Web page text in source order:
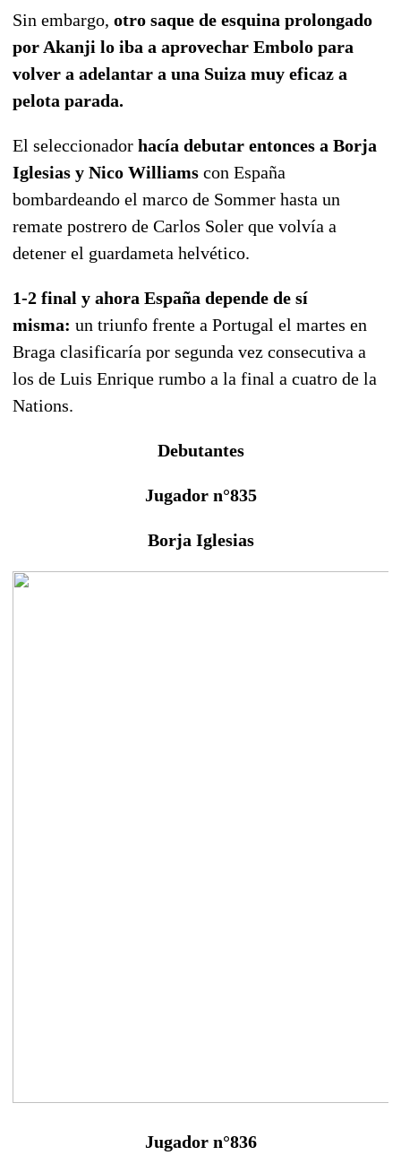
Sin embargo, otro saque de esquina prolongado
por Akanji lo iba a aprovechar Embolo para
volver a adelantar a una Suiza muy eficaz a
pelota parada.
El seleccionador hacía debutar entonces a Borja
Iglesias y Nico Williams con España
bombardeando el marco de Sommer hasta un
remate postrero de Carlos Soler que volvía a
detener el guardameta helvético.
1-2 final y ahora España depende de sí
misma: un triunfo frente a Portugal el martes en
Braga clasificaría por segunda vez consecutiva a
los de Luis Enrique rumbo a la final a cuatro de la
Nations.
Debutantes
Jugador n°835
Borja Iglesias
Jugador n°836